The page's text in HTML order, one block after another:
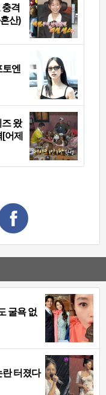
격
산)
엔
즈 왔
어제
굴욕 없
터졌다